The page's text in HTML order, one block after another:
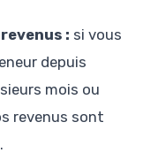
: si vous
depuis
mois ou
revenus sont